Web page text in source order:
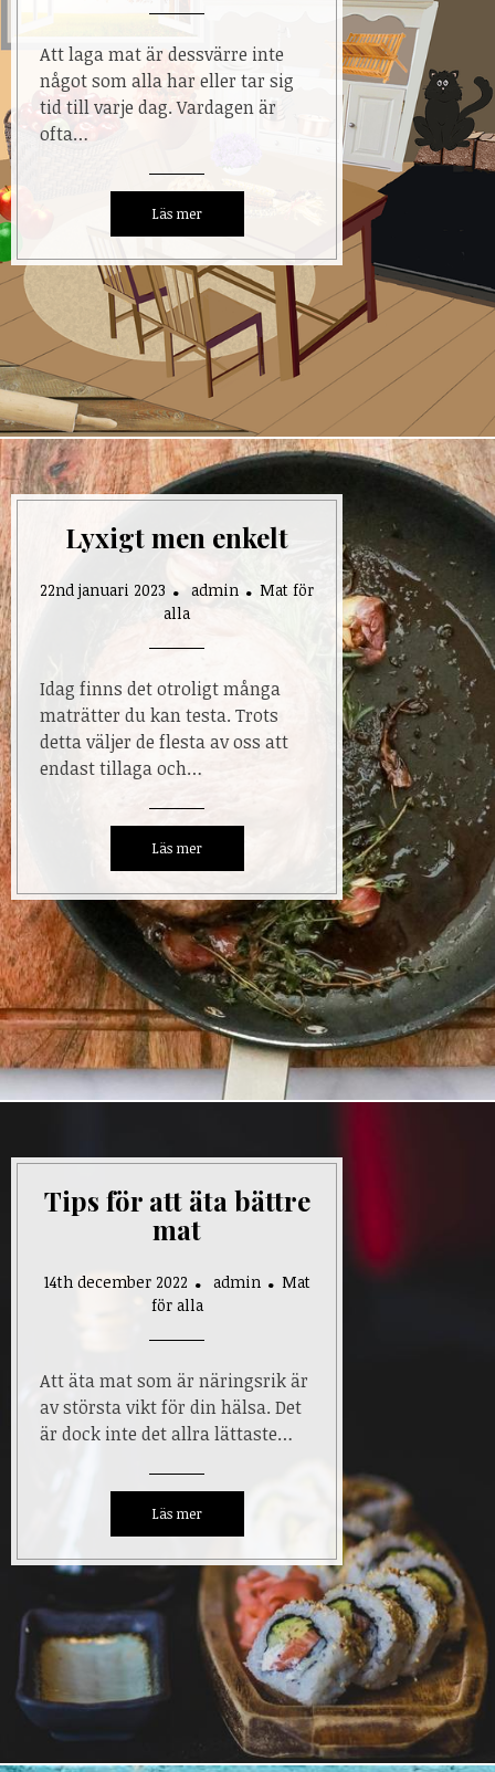
Att laga mat är dessvärre inte
något som alla har eller tar sig
tid till varje dag. Vardagen är
ofta…
Lyxigt men enkelt
22nd januari 2023 admin
Mat för
alla
Idag finns det otroligt många
maträtter du kan testa. Trots
detta väljer de flesta av oss att
endast tillaga och…
Tips för att äta bättre
mat
14th december 2022 admin
Mat
för alla
Att äta mat som är näringsrik är
av största vikt för din hälsa. Det
är dock inte det allra lättaste…